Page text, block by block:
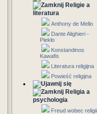
Religie a
literatura
Anthony de Mello
Dante Alighieri -
Piekło
Konstandinos
Kawafis
Literatura religijna
Powieść religijna
Religia a
psychologia
Freud wobec religii